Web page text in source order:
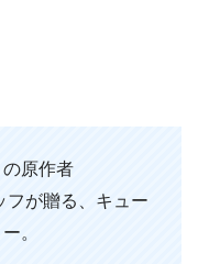
の原作者
フが贈る、キュー
。